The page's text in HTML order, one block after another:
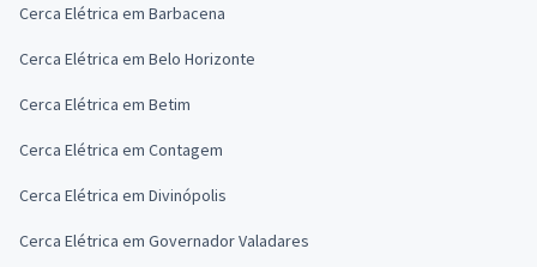
Cerca Elétrica em Barbacena
Cerca Elétrica em Belo Horizonte
Cerca Elétrica em Betim
Cerca Elétrica em Contagem
Cerca Elétrica em Divinópolis
Cerca Elétrica em Governador Valadares